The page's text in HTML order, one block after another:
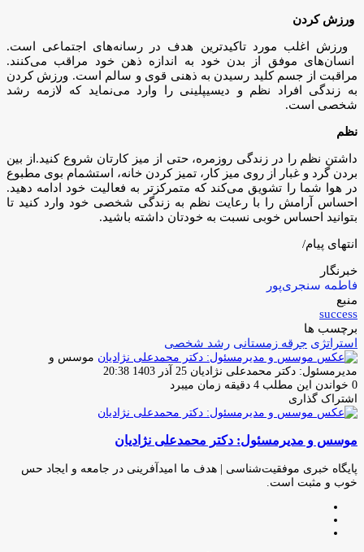
ورزش کردن
ورزش اغلب مورد تاکید‌ترین هدف در رسانه‌های اجتماعی است.
انسان‌های موفق از بدن خود به اندازه ذهن خود مراقب می‌کنند.
مراقبت از جسم کلید رسیدن به ذهنی قوی و سالم است. ورزش کردن
به زندگی افراد نظم و دیسیپلینی را وارد می‌نماید که لازمه رشد
شخصی است.
نظم
داشتن نظم را در زندگی روزمره، حتی از میز کارتان شروع کنید.از بین
بردن گرد و غبار از روی میز کار، تمیز کردن خانه، استشمام بوی مطبوع
در هوا شما را تشویق می‌کند که متمرکز‌تر به فعالیت خود ادامه دهید.
احساس آرامش را با رعایت نظم به زندگی شخصی خود وارد کنید تا
بتوانید احساس خوبی نسبت به خودتان داشته باشید.
انتهای پیام/
خبرنگار
فاطمه سنجری‌پور
منبع
success
برچسب ها
استراتژی جرقه زمستانی رشد شخصی
موسس و
مدیرمسئول: دکتر محمدعلی نژادیان ارسال
ایمیل
25 آذر 1403 20:38
0 خواندن این مطلب 4 دقیقه زمان میبرد
اشتراک گذاری
فیس
توئیتر
لینکدین
واتس
تلگرام
اشتراک
از
ایمیل
چاپ
موسس و مدیرمسئول: دکتر محمدعلی نژادیان
پایگاه خبری موفقیت‌شناسی | هدف ما امیدآفرینی در جامعه و ایجاد حس
خوب و مثبت است.